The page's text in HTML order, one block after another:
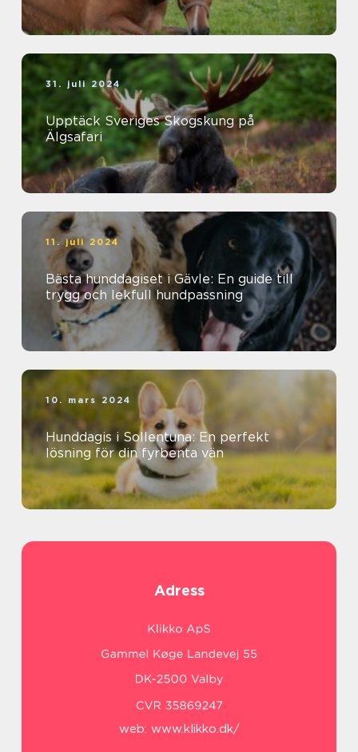
31. juli 2024
Upptäck Sveriges Skogskung på
Älgsafari
11. juli 2024
Bästa hunddagiset i Gävle: En guide till
trygg och lekfull hundpassning
10. mars 2024
Hunddagis i Sollentuna: En perfekt
lösning för din fyrbenta vän
Adress
web: www.klikko.dk/